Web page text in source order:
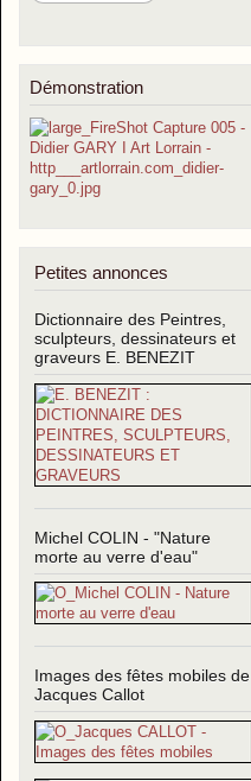
Démonstration
Petites annonces
Dictionnaire des Peintres,
sculpteurs, dessinateurs et
graveurs E. BENEZIT
Michel COLIN - "Nature
morte au verre d'eau"
Images des fêtes mobiles de
Jacques Callot